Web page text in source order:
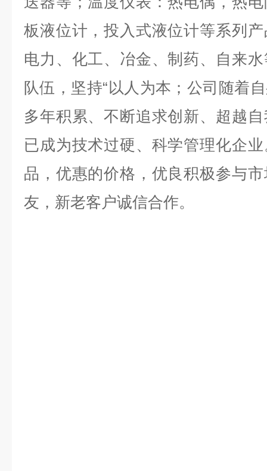
板液位计，投入式液位计等系列
电力、化工、冶金、制药、自来
队伍 ， 坚持“以人为本；公司随着
多年积累、不断追求创新、超越
已成为技术过硬、科学管理化企
品，优惠的价格，优良积极参与
友，新老客户诚信合作。